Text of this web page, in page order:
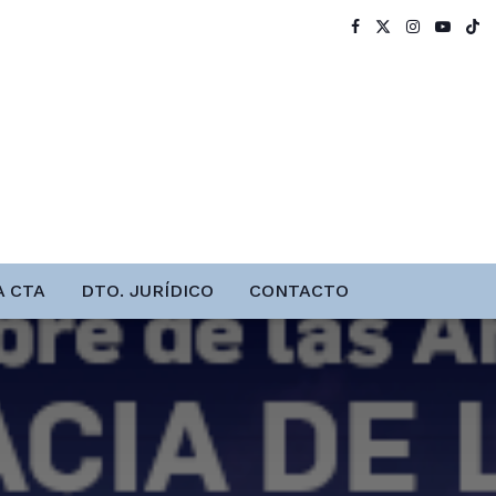
CTA DTO. JURÍDICO CONTACTO